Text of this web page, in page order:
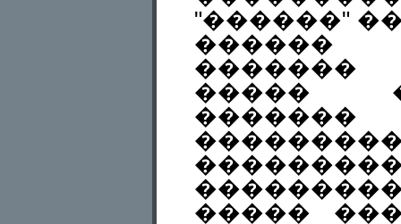
"������"
������
�����
�������
�����